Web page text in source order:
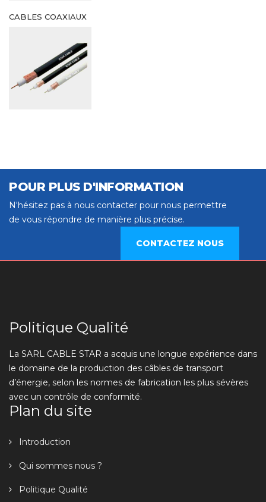
CABLES COAXIAUX
POUR PLUS D'INFORMATION
N'hésitez pas à nous contacter pour nous permettre
de vous répondre de manière plus précise.
CONTACTEZ NOUS
Politique Qualité
La SARL CABLE STAR a acquis une longue expérience dans
le domaine de la production des câbles de transport
d’énergie, selon les normes de fabrication les plus sévères
avec un contrôle de conformité.
Plan du site
Introduction
Qui sommes nous ?
Politique Qualité